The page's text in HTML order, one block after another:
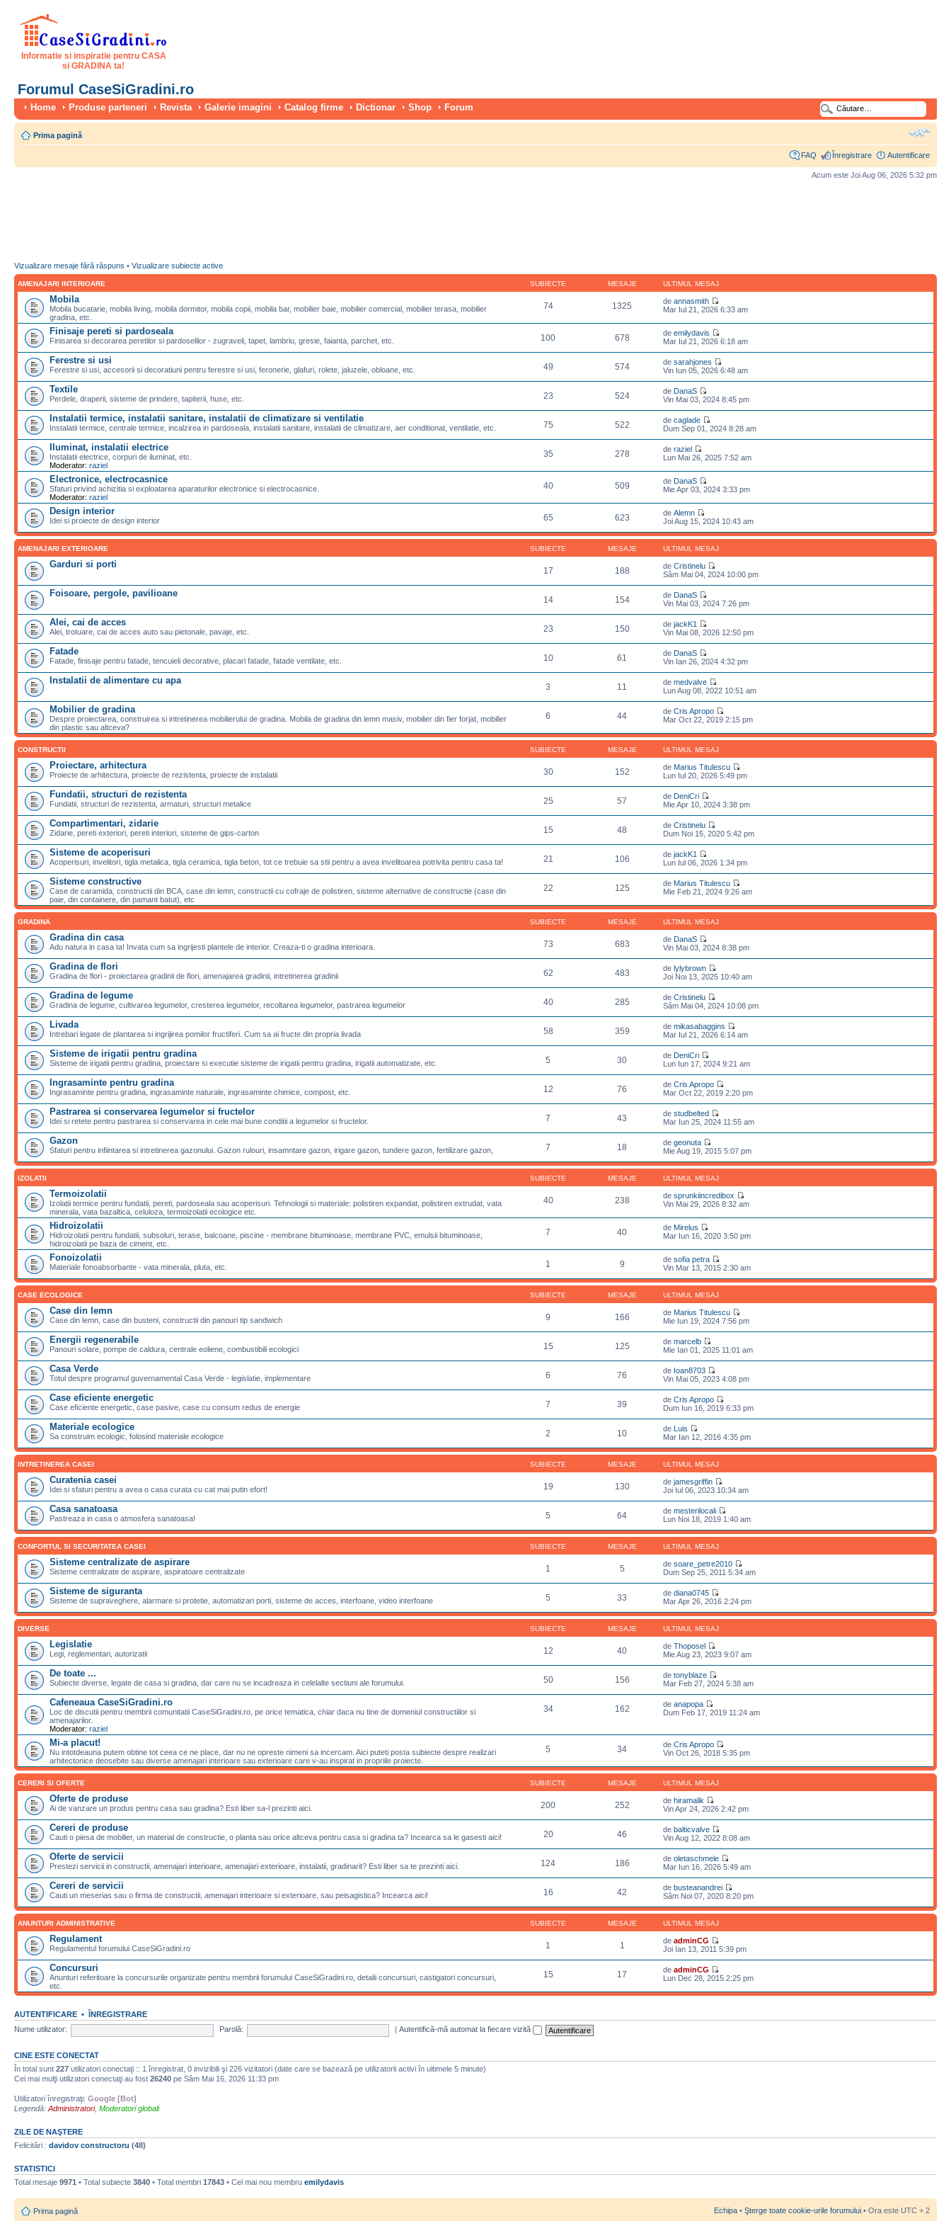
Informatie si inspiratie pentru CASA
si GRADINA ta!
Forumul CaseSiGradini.ro
Home Produse parteneri Revista Galerie imagini Catalog firme Dictionar Shop Forum
Prima pagină
FAQ Înregistrare Autentificare
Acum este Joi Aug 06, 2026 5:32 pm
Vizualizare mesaje fără răspuns • Vizualizare subiecte active
AMENAJARI INTERIOARE SUBIECTE MESAJE ULTIMUL MESAJ
Mobila
Mobila bucatarie, mobila living, mobila dormitor, mobila copii, mobila bar, mobilier baie, mobilier comercial, mobilier terasa, mobilier
gradina, etc.
74 1325 deannasmith
Mar Iul 21, 2026 6:33 am
Finisaje pereti si pardoseala
Finisarea si decorarea peretilor si pardoselilor - zugraveli, tapet, lambriu, gresie, faianta, parchet, etc. 100 678 deemilydavis
Mar Iul 21, 2026 6:18 am
Ferestre si usi
Ferestre si usi, accesorii si decoratiuni pentru ferestre si usi, feronerie, glafuri, rolete, jaluzele, obloane, etc. 49 574 desarahjones
Vin Iun 05, 2026 6:48 am
Textile
Perdele, draperii, sisteme de prindere, tapiterii, huse, etc. 23 524 de DanaS
Vin Mai 03, 2024 8:45 pm
Instalatii termice, instalatii sanitare, instalatii de climatizare si ventilatie
Instalatii termice, centrale termice, incalzirea in pardoseala, instalatii sanitare, instalatii de climatizare, aer conditionat, ventilatie, etc. 75 522 decaglade
Dum Sep 01, 2024 8:28 am
Iluminat, instalatii electrice
Instalatii electrice, corpuri de iluminat, etc.
Moderator: raziel
35 278 deraziel
Lun Mai 26, 2025 7:52 am
Electronice, electrocasnice
Sfaturi privind achizitia si exploatarea aparaturilor electronice si electrocasnice.
Moderator: raziel
40 509 de DanaS
Mie Apr 03, 2024 3:33 pm
Design interior
Idei si proiecte de design interior 65 623 deAlemn
Joi Aug 15, 2024 10:43 am
AMENAJARI EXTERIOARE SUBIECTE MESAJE ULTIMUL MESAJ
Garduri si porti
17 188 deCristinelu
Sâm Mai 04, 2024 10:00 pm
Foisoare, pergole, pavilioane
14 154 de DanaS
Vin Mai 03, 2024 7:26 pm
Alei, cai de acces
Alei, trotuare, cai de acces auto sau pietonale, pavaje, etc. 23 150 dejackK1
Vin Mai 08, 2026 12:50 pm
Fatade
Fatade, finisaje pentru fatade, tencuieli decorative, placari fatade, fatade ventilate, etc. 10 61 de DanaS
Vin Ian 26, 2024 4:32 pm
Instalatii de alimentare cu apa
3 11 demedvalve
Lun Aug 08, 2022 10:51 am
Mobilier de gradina
Despre proiectarea, construirea si intretinerea mobilierului de gradina. Mobila de gradina din lemn masiv, mobilier din fier forjat, mobilier
din plastic sau altceva?
6 44 deCris Apropo
Mar Oct 22, 2019 2:15 pm
CONSTRUCTII SUBIECTE MESAJE ULTIMUL MESAJ
Proiectare, arhitectura
Proiecte de arhitectura, proiecte de rezistenta, proiecte de instalatii 30 152 de Marius Titulescu
Lun Iul 20, 2026 5:49 pm
Fundatii, structuri de rezistenta
Fundatii, structuri de rezistenta, armaturi, structuri metalice 25 57 de DeniCri
Mie Apr 10, 2024 3:38 pm
Compartimentari, zidarie
Zidarie, pereti exteriori, pereti interiori, sisteme de gips-carton 15 48 deCristinelu
Dum Noi 15, 2020 5:42 pm
Sisteme de acoperisuri
Acoperisuri, invelitori, tigla metalica, tigla ceramica, tigla beton, tot ce trebuie sa stii pentru a avea invelitoarea potrivita pentru casa ta! 21 106 dejackK1
Lun Iul 06, 2026 1:34 pm
Sisteme constructive
Case de caramida, constructii din BCA, case din lemn, constructii cu cofraje de polistiren, sisteme alternative de constructie (case din
paie, din containere, din pamant batut), etc
22 125 de Marius Titulescu
Mie Feb 21, 2024 9:26 am
GRADINA SUBIECTE MESAJE ULTIMUL MESAJ
Gradina din casa
Adu natura in casa ta! Invata cum sa ingrijesti plantele de interior. Creaza-ti o gradina interioara. 73 683 de DanaS
Vin Mai 03, 2024 8:38 pm
Gradina de flori
Gradina de flori - proiectarea gradinii de flori, amenajarea gradinii, intretinerea gradinii 62 483 delylybrown
Joi Noi 13, 2025 10:40 am
Gradina de legume
Gradina de legume, cultivarea legumelor, cresterea legumelor, recoltarea legumelor, pastrarea legumelor 40 285 deCristinelu
Sâm Mai 04, 2024 10:08 pm
Livada
Intrebari legate de plantarea si ingrijirea pomilor fructiferi. Cum sa ai fructe din propria livada 58 359 demikasabaggins
Mar Iul 21, 2026 6:14 am
Sisteme de irigatii pentru gradina
Sisteme de irigatii pentru gradina, proiectare si executie sisteme de irigatii pentru gradina, irigatii automatizate, etc. 5 30 de DeniCri
Lun Iun 17, 2024 9:21 am
Ingrasaminte pentru gradina
Ingrasaminte pentru gradina, ingrasaminte naturale, ingrasaminte chimice, compost, etc. 12 76 deCris Apropo
Mar Oct 22, 2019 2:20 pm
Pastrarea si conservarea legumelor si fructelor
Idei si retete pentru pastrarea si conservarea in cele mai bune conditii a legumelor si fructelor. 7 43 destudbelted
Mar Iun 25, 2024 11:55 am
Gazon
Sfaturi pentru infiintarea si intretinerea gazonului. Gazon rulouri, insamntare gazon, irigare gazon, tundere gazon, fertilizare gazon, 7 18 degeonuta
Mie Aug 19, 2015 5:07 pm
IZOLATII SUBIECTE MESAJE ULTIMUL MESAJ
Termoizolatii
Izolatii termice pentru fundatii, pereti, pardoseala sau acoperisuri. Tehnologii si materiale: polistiren expandat, polistiren extrudat, vata
minerala, vata bazaltica, celuloza, termoizolatii ecologice etc.
40 238 desprunkiincredibox
Vin Mai 29, 2026 8:32 am
Hidroizolatii
Hidroizolatii pentru fundatii, subsoluri, terase, balcoane, piscine - membrane bituminoase, membrane PVC, emulsii bituminoase,
hidroizolatii pe baza de ciment, etc.
7 40 de Mirelus
Mar Iun 16, 2020 3:50 pm
Fonoizolatii
Materiale fonoabsorbante - vata minerala, pluta, etc. 1 9 desofia petra
Vin Mar 13, 2015 2:30 am
CASE ECOLOGICE SUBIECTE MESAJE ULTIMUL MESAJ
Case din lemn
Case din lemn, case din busteni, constructii din panouri tip sandwich 9 166 de Marius Titulescu
Mie Iun 19, 2024 7:56 pm
Energii regenerabile
Panouri solare, pompe de caldura, centrale eoliene, combustibili ecologici 15 125 demarcelb
Mie Ian 01, 2025 11:01 am
Casa Verde
Totul despre programul guvernamental Casa Verde - legislatie, implementare 6 76 de Ioan8703
Vin Mai 05, 2023 4:08 pm
Case eficiente energetic
Case eficiente energetic, case pasive, case cu consum redus de energie 7 39 deCris Apropo
Dum Iun 16, 2019 6:33 pm
Materiale ecologice
Sa construim ecologic, folosind materiale ecologice 2 10 de Luis
Mar Ian 12, 2016 4:35 pm
INTRETINEREA CASEI SUBIECTE MESAJE ULTIMUL MESAJ
Curatenia casei
Idei si sfaturi pentru a avea o casa curata cu cat mai putin efort! 19 130 dejamesgriffin
Joi Iul 06, 2023 10:34 am
Casa sanatoasa
Pastreaza in casa o atmosfera sanatoasa! 5 64 demesterilocali
Lun Noi 18, 2019 1:40 am
CONFORTUL SI SECURITATEA CASEI SUBIECTE MESAJE ULTIMUL MESAJ
Sisteme centralizate de aspirare
Sisteme centralizate de aspirare, aspiratoare centralizate 1 5 desoare_petre2010
Dum Sep 25, 2011 5:34 am
Sisteme de siguranta
Sisteme de supraveghere, alarmare si protetie, automatizari porti, sisteme de acces, interfoane, video interfoane 5 33 dediana0745
Mar Apr 26, 2016 2:24 pm
DIVERSE SUBIECTE MESAJE ULTIMUL MESAJ
Legislatie
Legi, reglementari, autorizatii 12 40 deThoposel
Mie Aug 23, 2023 9:07 am
De toate ...
Subiecte diverse, legate de casa si gradina, dar care nu se incadreaza in celelalte sectiuni ale forumului. 50 156 detonyblaze
Mar Feb 27, 2024 5:38 am
Cafeneaua CaseSiGradini.ro
Loc de discutii pentru membrii comunitatii CaseSiGradini.ro, pe orice tematica, chiar daca nu tine de domeniul constructiilor si
amenajarilor.
Moderator: raziel
34 162 deanapopa
Dum Feb 17, 2019 11:24 am
Mi-a placut!
Nu intotdeauna putem obtine tot ceea ce ne place, dar nu ne opreste nimeni sa incercam. Aici puteti posta subiecte despre realizari
arhitectonice deosebite sau diverse amenajari interioare sau exterioare care v-au inspirat in propriile proiecte.
5 34 deCris Apropo
Vin Oct 26, 2018 5:35 pm
CERERI SI OFERTE SUBIECTE MESAJE ULTIMUL MESAJ
Oferte de produse
Ai de vanzare un produs pentru casa sau gradina? Esti liber sa-l prezinti aici. 200 252 dehiramalik
Vin Apr 24, 2026 2:42 pm
Cereri de produse
Cauti o piesa de mobilier, un material de constructie, o planta sau orice altceva pentru casa si gradina ta? Incearca sa le gasesti aici! 20 46 debalticvalve
Vin Aug 12, 2022 8:08 am
Oferte de servicii
Prestezi servicii in constructii, amenajari interioare, amenajari exterioare, instalatii, gradinarit? Esti liber sa te prezinti aici. 124 186 deoletaschmele
Mar Iun 16, 2026 5:49 am
Cereri de servicii
Cauti un meserias sau o firma de constructii, amenajari interioare si exterioare, sau peisagistica? Incearca aici! 16 42 debusteanandrei
Sâm Noi 07, 2020 8:20 pm
ANUNTURI ADMINISTRATIVE SUBIECTE MESAJE ULTIMUL MESAJ
Regulament
Regulamentul forumului CaseSiGradini.ro 1 1 deadminCG
Joi Ian 13, 2011 5:39 pm
Concursuri
Anunturi referitoare la concursurile organizate pentru membrii forumului CaseSiGradini.ro, detalii concursuri, castigatori concursuri,
etc.
15 17 deadminCG
Lun Dec 28, 2015 2:25 pm
AUTENTIFICARE • ÎNREGISTRARE
Nume utilizator:
Parolă: |Autentifică-mă automat la fiecare vizită
CINE ESTE CONECTAT
În total sunt 227 utilizatori conectaţi :: 1 înregistrat, 0 invizibili şi 226 vizitatori (date care se bazează pe utilizatorii activi în ultimele 5 minute)
Cei mai mulţi utilizatori conectaţi au fost 26240 pe Sâm Mai 16, 2026 11:33 pm
Utilizatori înregistraţi: Google [Bot]
Legendă: Administratori, Moderatori globali
ZILE DE NAŞTERE
Felicitări : davidov constructoru (48)
STATISTICI
Total mesaje 9971 • Total subiecte 3840 • Total membri 17843 • Cel mai nou membru emilydavis
Prima pagină Echipa • Şterge toate cookie-urile forumului • Ora este UTC + 2